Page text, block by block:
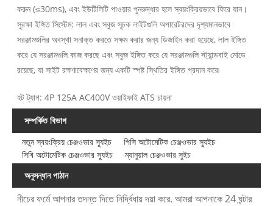
করুন (≤30ms), এবং ইউটিলিটি পাওয়ার পুনরুদ্ধার হলে স্বয়ংক্রিয়ভাবে ফিরে যান।
সুরক্ষা ইঙ্গিত সিস্টেম: লাল এবং সবুজ সূচক লাইটগুলি অপারেটরদের দৃশ্যমানভাবে
সরঞ্জামগুলির অবস্থা সনাক্ত করতে সক্ষম করার জন্য ডিজাইন করা হয়েছে, লাল ইঙ্গিত
করে যে সরঞ্জামগুলি কাজ করছে এবং সবুজ ইঙ্গিত করে যে সরঞ্জামগুলি স্ট্যান্ডবাই মোডে
রয়েছে, যা সাইট রক্ষণাবেক্ষণের জন্য একটি স্পষ্ট স্থিতির ইঙ্গিত প্রদান করে৷
হট ট্যাগ: 4P 125A AC400V ওয়াইফাই ATS চায়না
সম্পর্কিত বিভাগ
নতুন স্বয়ংক্রিয় চেঞ্জওভার স্যুইচ
পিসি অটোমেটিক চেঞ্জওভার স্যুইচ
সিবি অটোমেটিক চেঞ্জওভার স্যুইচ
ম্যানুয়াল চেঞ্জওভার সুইচ
অনুসন্ধান পাঠান
নীচের ফর্মে আপনার তদন্ত দিতে নির্দ্বিধায় দয়া করে. আমরা আপনাকে 24 ঘন্টার